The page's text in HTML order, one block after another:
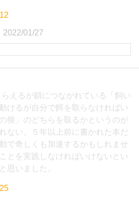
2022/01/27
らえるが鎖につながれている「飼い
けるが自分で餌を取らなければい
狼」のどちらを取るかというのが
ない。５年以上前に書かれた本だ
で奇しくも加速するかもしれませ
とを実践しなければいけないとい
思いました。